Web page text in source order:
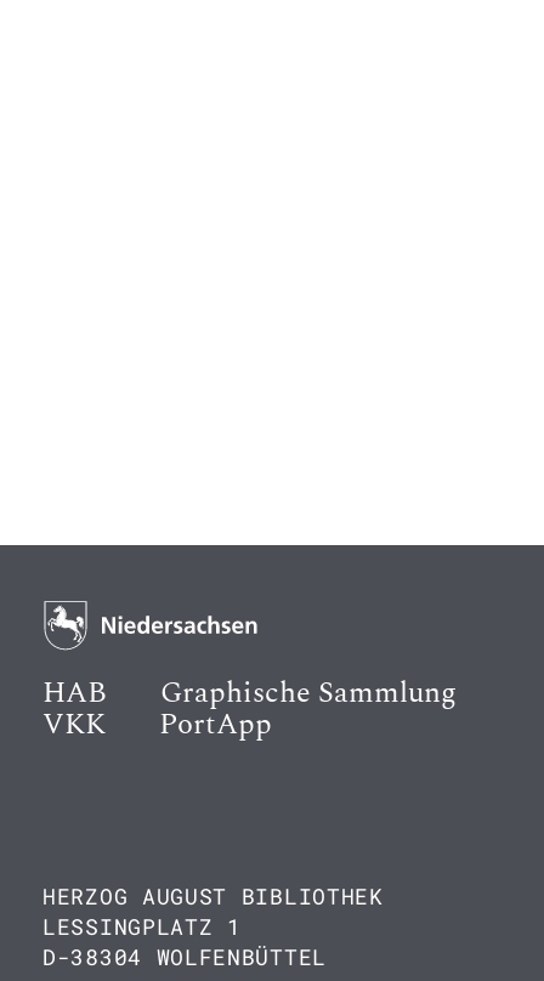
HAB Graphische Sammlung
VKK PortApp
HERZOG AUGUST BIBLIOTHEK
LESSINGPLATZ 1
D-38304 WOLFENBÜTTEL